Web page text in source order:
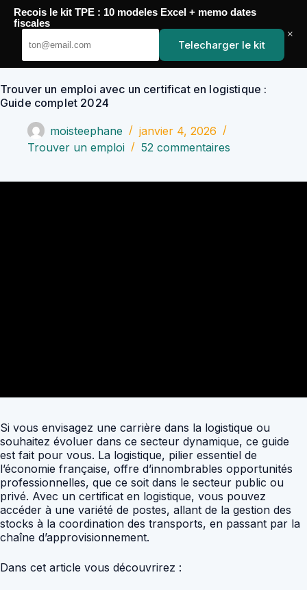
Passer
contenu
YoupiJobs
Trouver un emploi avec un certificat en logistique :
Guide complet 2024
moisteephane
janvier 4, 2026
Trouver un emploi
52 commentaires
Si vous envisagez une carrière dans la logistique ou
souhaitez évoluer dans ce secteur dynamique, ce guide
est fait pour vous. La logistique, pilier essentiel de
l’économie française, offre d’innombrables opportunités
professionnelles, que ce soit dans le secteur public ou
privé. Avec un certificat en logistique, vous pouvez
accéder à une variété de postes, allant de la gestion des
stocks à la coordination des transports, en passant par la
chaîne d’approvisionnement.
Dans cet article vous découvrirez :
Recois le kit TPE : 10 modeles Excel + memo dates
fiscales
Telecharger le kit
×